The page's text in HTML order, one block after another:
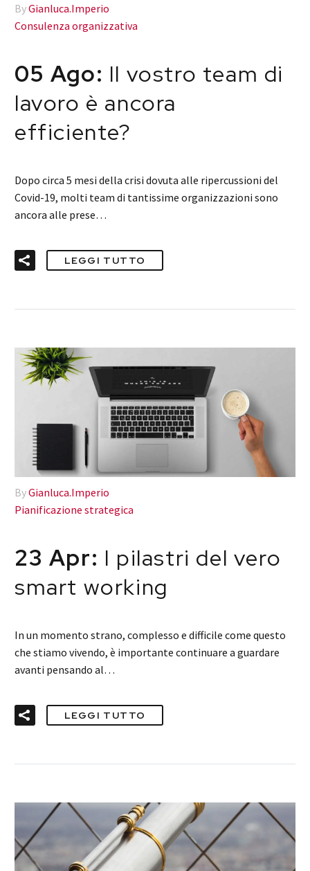
ByGianluca.Imperio
Consulenza organizzativa
05 Ago: Il vostro team di
lavoro è ancora
efficiente?
Dopo circa 5 mesi della crisi dovuta alle ripercussioni del
Covid-19, molti team di tantissime organizzazioni sono
ancora alle prese…
LEGGI TUTTO
ByGianluca.Imperio
Pianificazione strategica
23 Apr: I pilastri del vero
smart working
In un momento strano, complesso e difficile come questo
che stiamo vivendo, è importante continuare a guardare
avanti pensando al…
LEGGI TUTTO